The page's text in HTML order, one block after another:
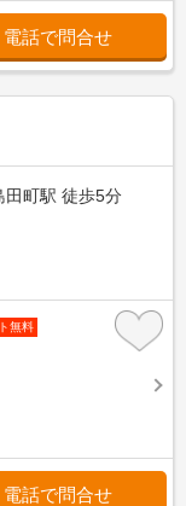
電話で問合せ
田町駅 徒歩5分
無料
電話で問合せ